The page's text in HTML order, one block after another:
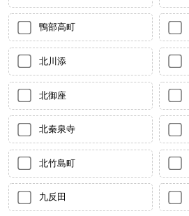
鴨部高町
北川添
北御座
北秦泉寺
北竹島町
九反田